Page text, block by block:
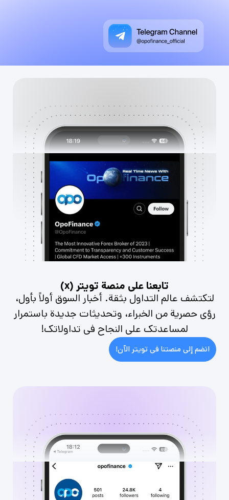
تابعنا على منصة تويتر (x)
لتكتشف عالم التداول بثقة. أخبار السوق أولاً بأول،
رؤى حصرية من الخبراء، وتحديثات جديدة باستمرار
لمساعدتك على النجاح في تداولاتك!
انضم إلى منصتنا في تويتر الآن!